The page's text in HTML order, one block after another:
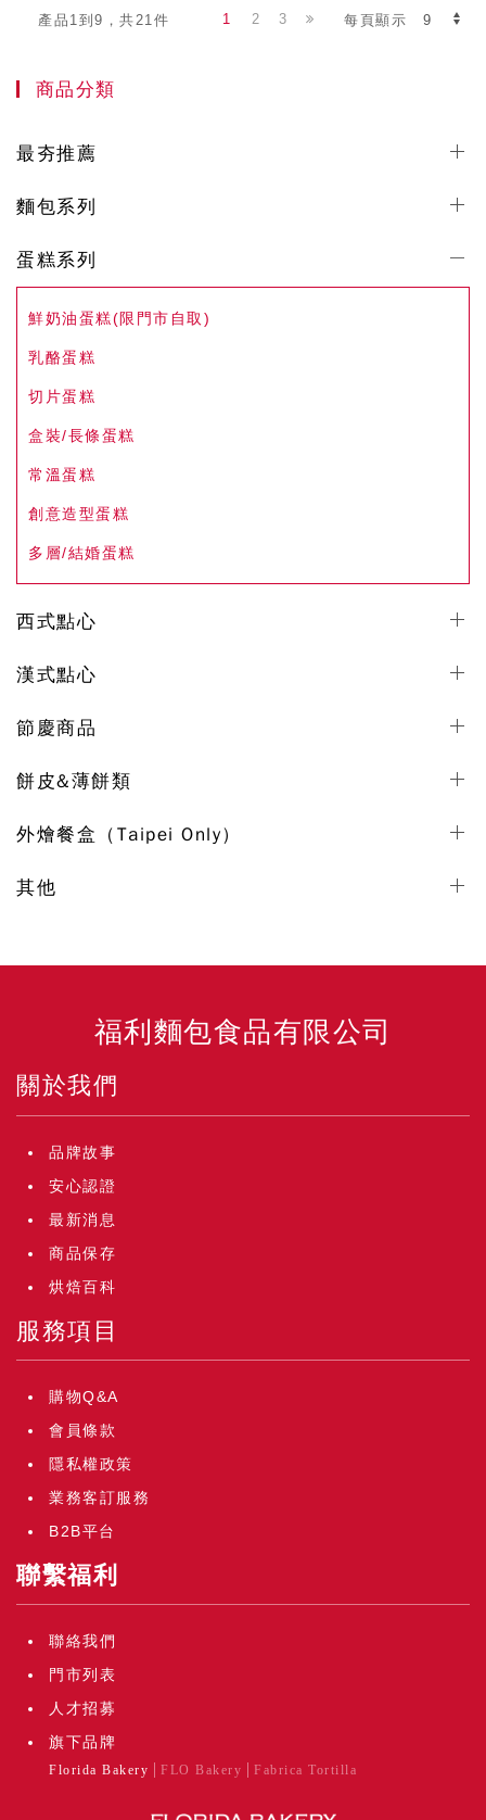
產品1到9，共21件 每頁顯示
1 2 3
商品分類
最夯推薦
麵包系列
蛋糕系列
鮮奶油蛋糕(限門市自取)
乳酪蛋糕
切片蛋糕
盒裝/長條蛋糕
常溫蛋糕
創意造型蛋糕
多層/結婚蛋糕
西式點心
漢式點心
節慶商品
餅皮&薄餅類
外燴餐盒（Taipei Only）
其他
福利麵包食品有限公司
關於我們
品牌故事
安心認證
最新消息
商品保存
烘焙百科
服務項目
購物Q&A
會員條款
隱私權政策
業務客訂服務
B2B平台
聯繫福利
聯絡我們
門市列表
人才招募
旗下品牌
Florida Bakery FLO Bakery Fabrica Tortilla